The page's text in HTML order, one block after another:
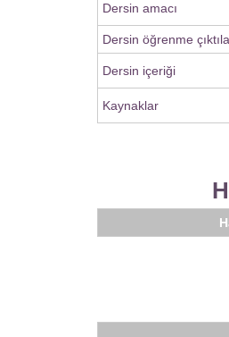
Dersin amacı
Dersin öğrenme
Dersin içeriği
Kaynaklar